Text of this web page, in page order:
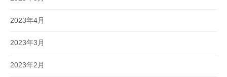
2023年4月
2023年3月
2023年2月